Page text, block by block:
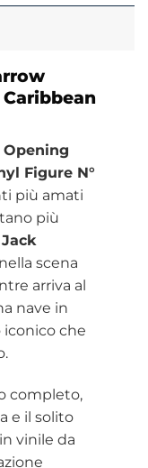
Opening
Figure N°
più amati
più
Jack
scena
arriva al
nave in
che
completo,
e il solito
vinile da